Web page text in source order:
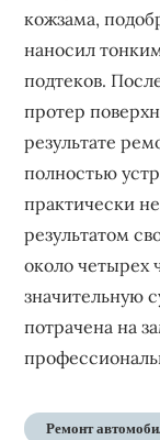
кожзама,
наносил
подтеков.
протер
результате
полностью
практически
результатом
около четырех
значительную
потрачена на
Ремонт